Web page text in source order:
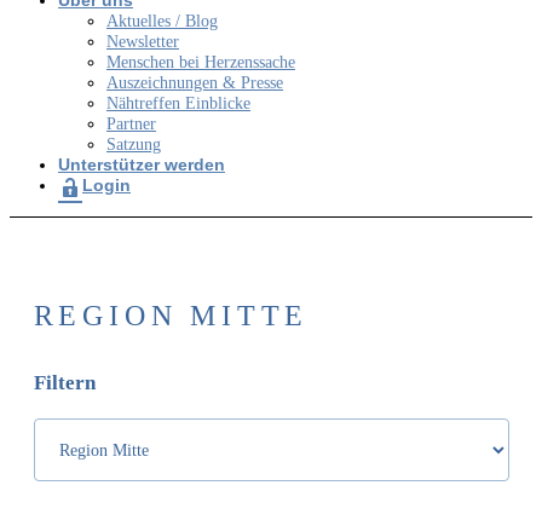
Aktuelles / Blog
Newsletter
Menschen bei Herzenssache
Auszeichnungen & Presse
Nähtreffen Einblicke
Partner
Satzung
Unterstützer werden
Login
REGION MITTE
Filtern
Veranstaltungskategorie
auswählen